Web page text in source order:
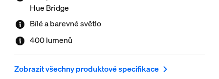
Hue Bridge
Bílé a barevné světlo
400 lumenů
Zobrazit všechny produktové specifikace